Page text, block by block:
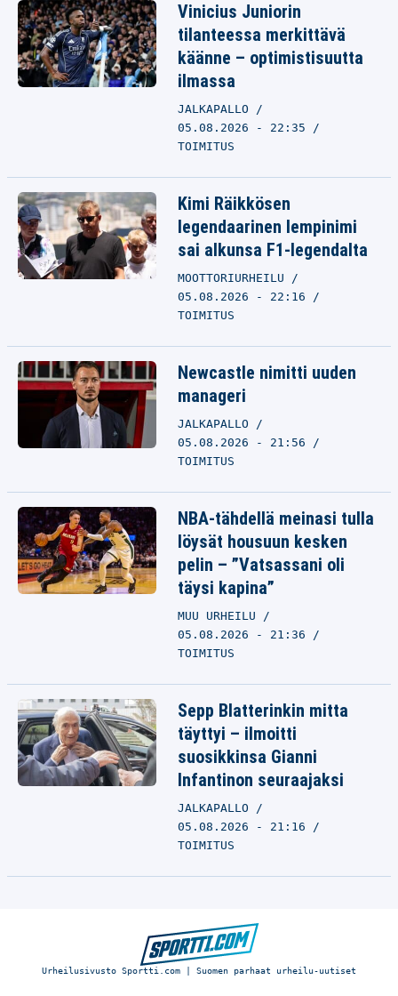
Vinicius Juniorin
tilanteessa merkittävä
käänne – optimistisuutta
ilmassa
JALKAPALLO
05.08.2026 - 22:35
TOIMITUS
Kimi Räikkösen
legendaarinen lempinimi
sai alkunsa F1-legendalta
MOOTTORIURHEILU
05.08.2026 - 22:16
TOIMITUS
Newcastle nimitti uuden
manageri
JALKAPALLO
05.08.2026 - 21:56
TOIMITUS
NBA-tähdellä meinasi tulla
löysät housuun kesken
pelin – ”Vatsassani oli
täysi kapina”
MUU URHEILU
05.08.2026 - 21:36
TOIMITUS
Sepp Blatterinkin mitta
täyttyi – ilmoitti
suosikkinsa Gianni
Infantinon seuraajaksi
JALKAPALLO
05.08.2026 - 21:16
TOIMITUS
Urheilusivusto Sportti.com | Suomen parhaat urheilu-uutiset